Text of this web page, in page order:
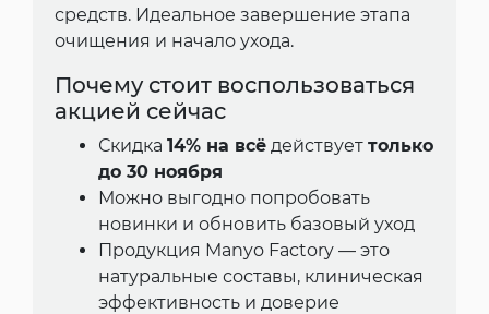
средств. Идеальное завершение этапа
очищения и начало ухода.
Почему стоит воспользоваться
акцией сейчас
Скидка 14% на всё действует только
до 30 ноября
Можно выгодно попробовать
новинки и обновить базовый уход
Продукция Manyo Factory — это
натуральные составы, клиническая
эффективность и доверие